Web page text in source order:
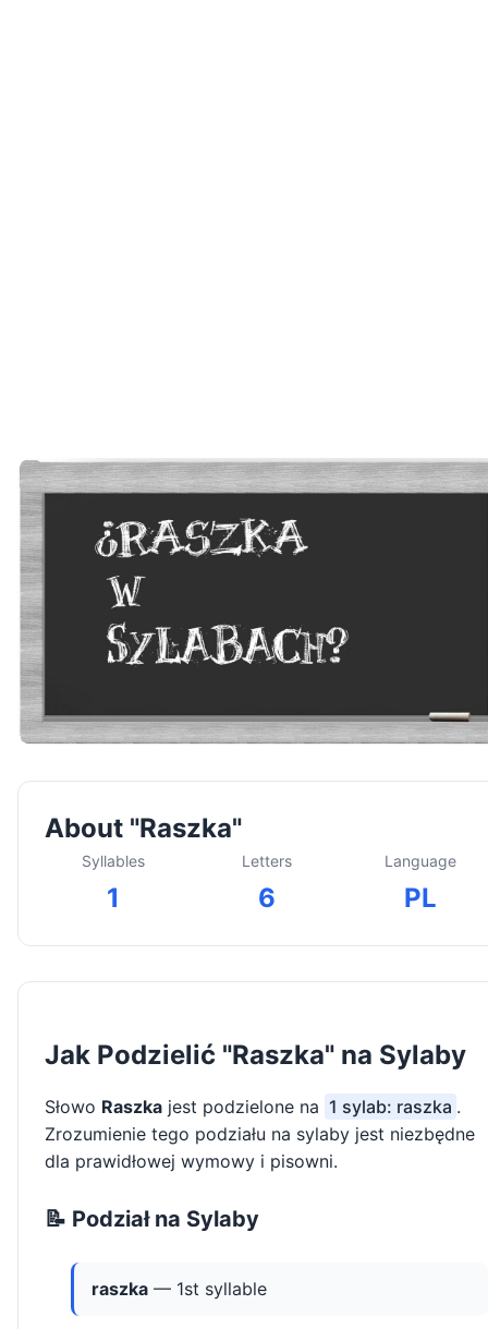
About "Raszka"
Syllables
1
Letters
6
Language
PL
Jak Podzielić "Raszka" na Sylaby
Słowo Raszka jest podzielone na 1 sylab: raszka .
Zrozumienie tego podziału na sylaby jest niezbędne
dla prawidłowej wymowy i pisowni.
📝 Podział na Sylaby
raszka — 1st syllable